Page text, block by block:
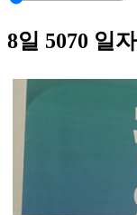
8일 5070 일